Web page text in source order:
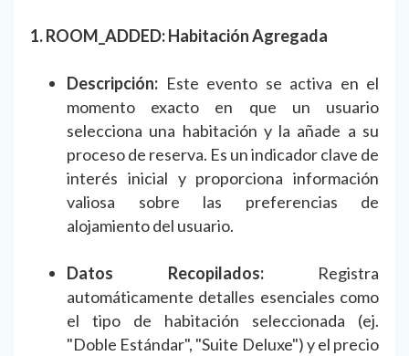
1. ROOM_ADDED: Habitación Agregada
Descripción: Este evento se activa en el
momento exacto en que un usuario
selecciona una habitación y la añade a su
proceso de reserva. Es un indicador clave de
interés inicial y proporciona información
valiosa sobre las preferencias de
alojamiento del usuario.
Datos Recopilados:Registra
automáticamente detalles esenciales como
el tipo de habitación seleccionada (ej.
"Doble Estándar", "Suite Deluxe") y el precio